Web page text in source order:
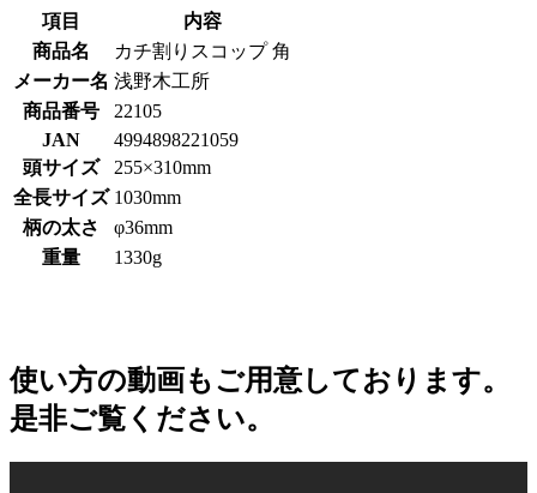
項目
内容
商品名
カチ割りスコップ 角
メーカー名 浅野木工所
商品番号
22105
JAN
4994898221059
頭サイズ
255×310mm
全長サイズ 1030mm
柄の太さ
φ36mm
重量
1330g
使い方の動画もご用意しております。
是非ご覧ください。